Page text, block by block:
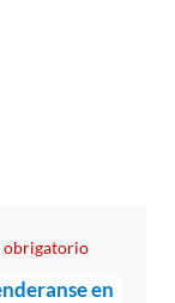
obrigatorio
en